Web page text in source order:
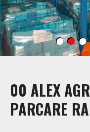
00 ALEX
PARCARE